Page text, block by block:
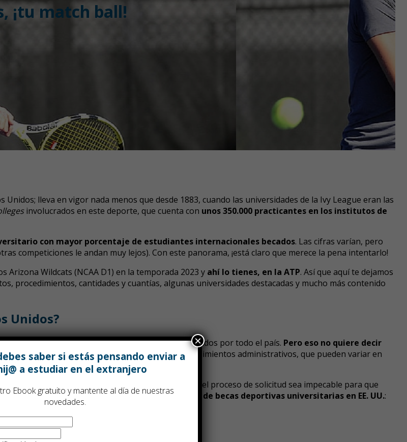
¡tu match ball!
lleva en vigor nada menos que desde 1883, cuando las universidades de la Ivy League eran las
involucrados en este deporte, que cuenta con unos 350.000 practicantes en los institutos de
con mayor porcentaje de estudiantes internacionales becados. Las cifras varían, pero
competiciones le andan muy lejos). Con este panorama, ¡está claro que merece la pena intentarlo!
Arizona Wildcats (NCAA D1) en la temporada 2023 y ahí lo tienes, en la ATP. Así que aquí te dejamos
procedimientos, cantidades y cuantías, algunas universidades destacadas y mucho más contenido
Unidos?
en cientos de universidades ycollegesrepartidos por todo el país. Pero eso no quiere decir
luego es interesante conocer los requisitos y procedimientos administrativos, que pueden variar en
en el extranjero sabemos que es fundamental que el proceso de solicitud sea impecable para que
Este es nuestroitinerario de solicitud de becas deportivas universitarias en EE. UU.:
saber si estás pensando enviar a
a estudiar en el extranjero
Ebook gratuito y mantente al día de nuestras
novedades.
×